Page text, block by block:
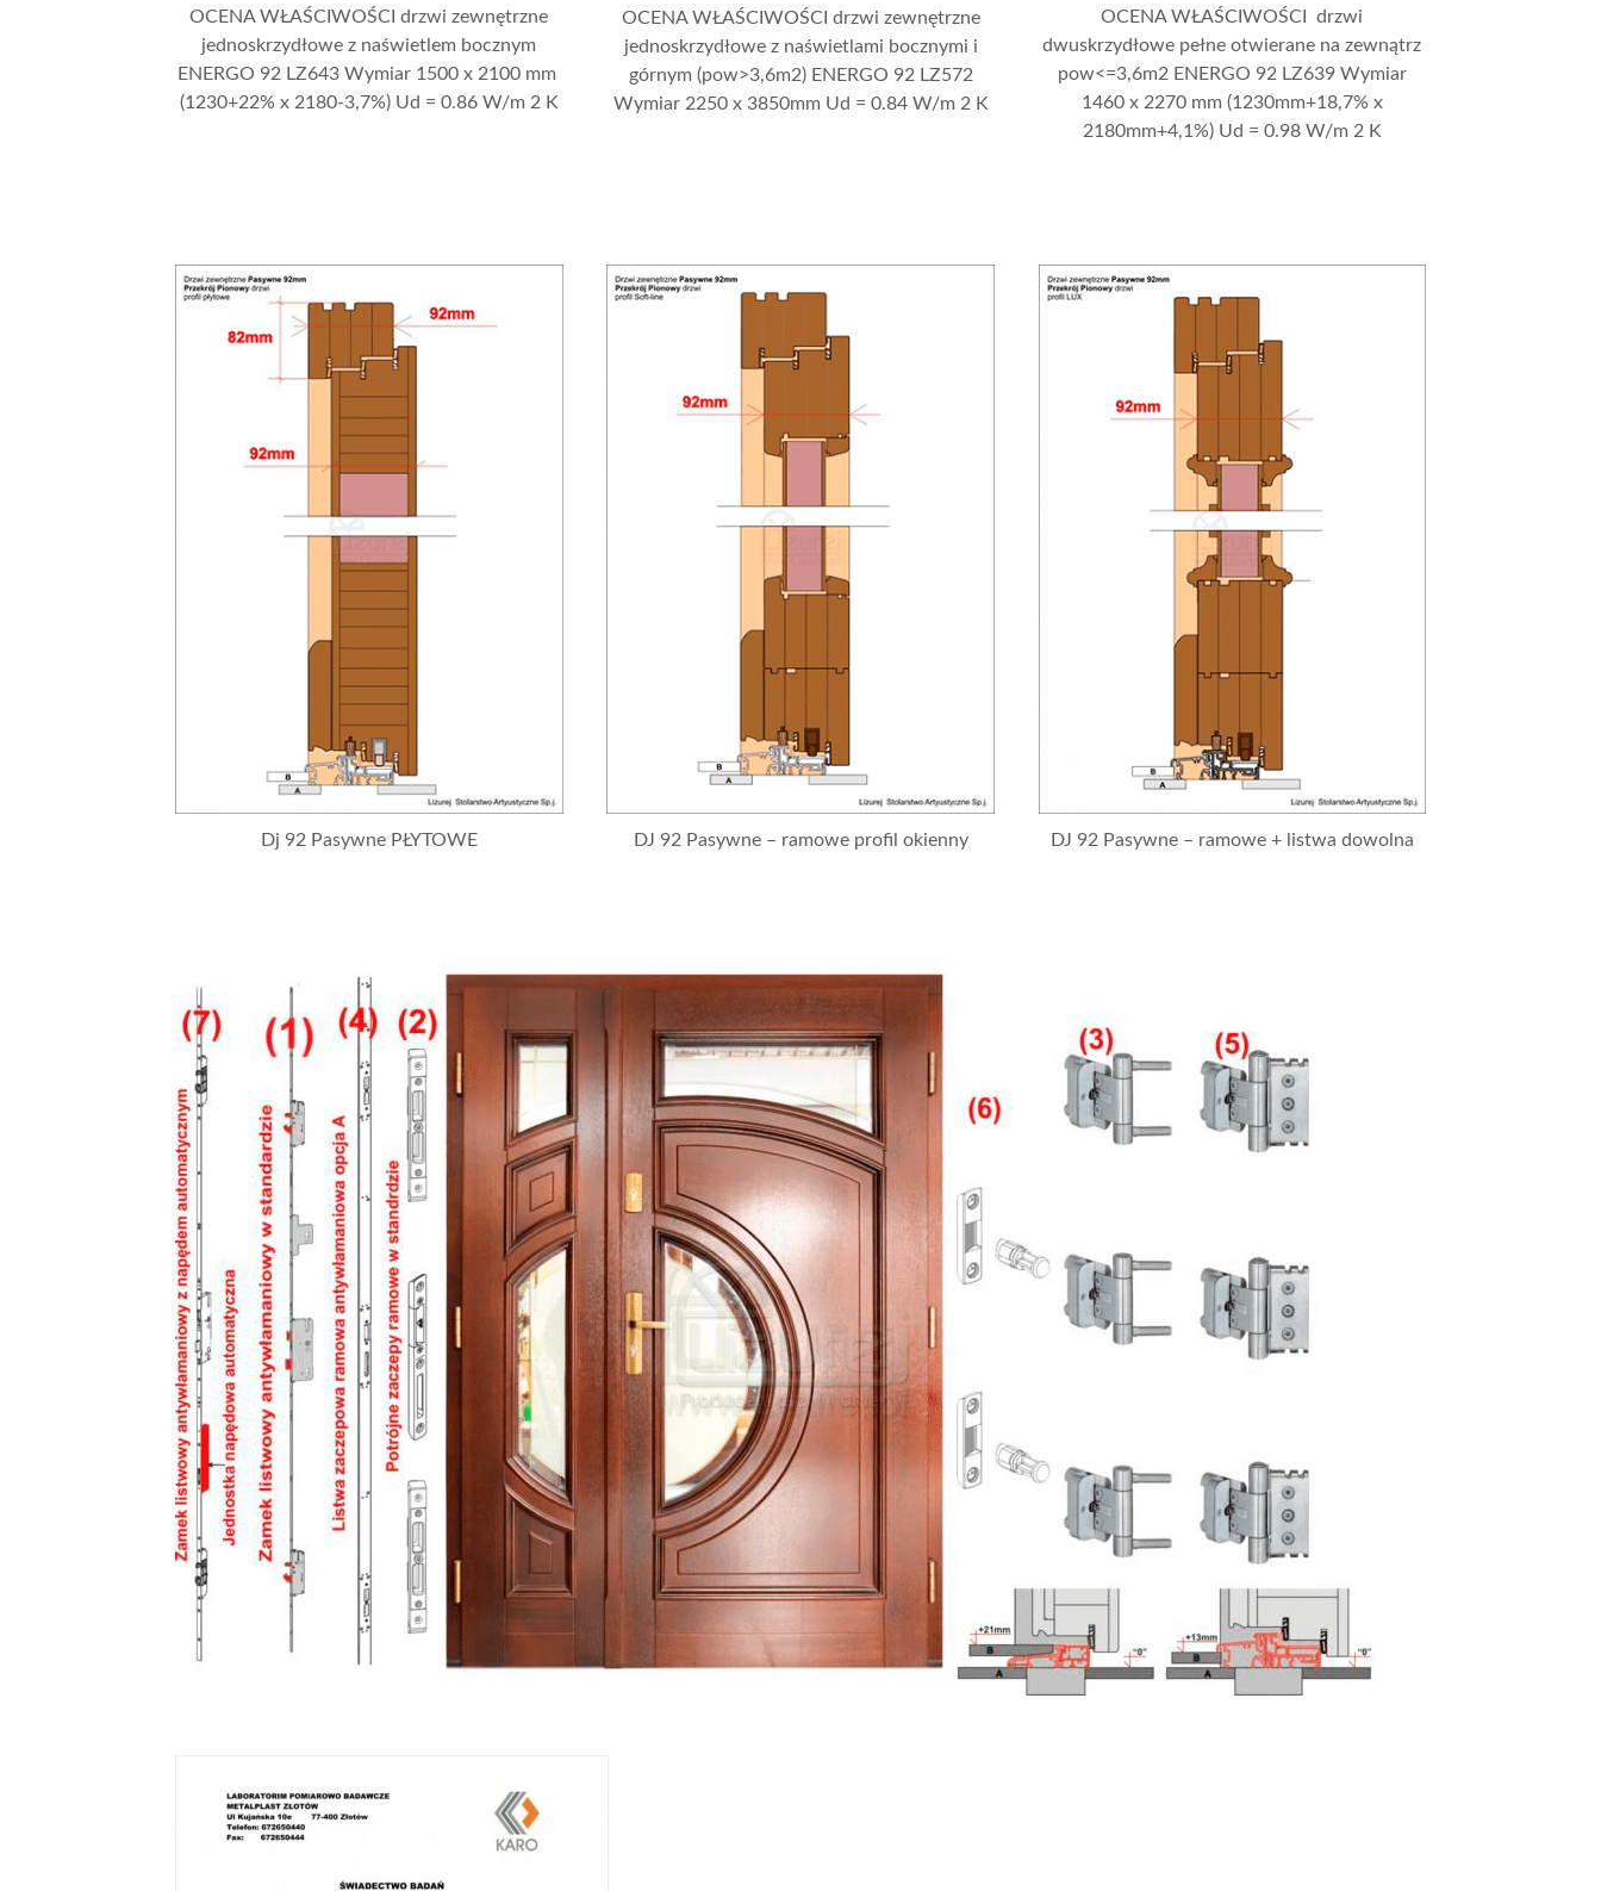
OCENA WŁAŚCIWOŚCI drzwi zewnętrzne
jednoskrzydłowe z naświetlem bocznym
ENERGO 92 LZ643 Wymiar 1500 x 2100 mm
(1230+22% x 2180-3,7%) Ud = 0.86 W/m 2 K
OCENA WŁAŚCIWOŚCI drzwi zewnętrzne
jednoskrzydłowe z naświetlami bocznymi i
górnym (pow>3,6m2) ENERGO 92 LZ572
Wymiar 2250 x 3850mm Ud = 0.84 W/m 2 K
OCENA WŁAŚCIWOŚCI drzwi
dwuskrzydłowe pełne otwierane na zewnątrz
pow<=3,6m2 ENERGO 92 LZ639 Wymiar
1460 x 2270 mm (1230mm+18,7% x
2180mm+4,1%) Ud = 0.98 W/m 2 K
Dj 92 Pasywne PŁYTOWE DJ 92 Pasywne – ramowe profil okienny DJ 92 Pasywne – ramowe + listwa dowolna